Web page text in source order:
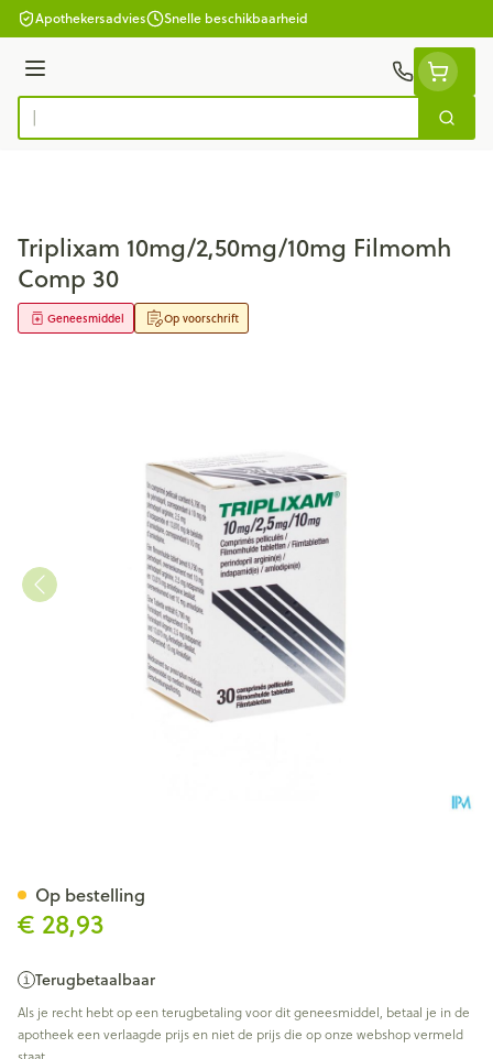
Ga naar de inhoud
Apothekersadvies Snelle beschikbaarheid
Menu
Product, merk, categorie...
Zoek
Triplixam 10mg/2,50mg/10mg Filmomh
Comp 30
Op voorschrift
Geneesmiddel
€ 28,93
Terugbetaalbaar
Als je recht hebt op een terugbetaling voor dit geneesmiddel, betaal je in de
apotheek een verlaagde prijs en niet de prijs die op onze webshop vermeld
Op bestelling